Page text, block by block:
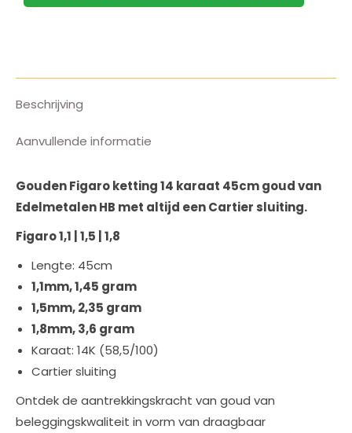
14
aantal
Beschrijving
Aanvullende informatie
Gouden Figaro ketting 14 karaat 45cm goud van
Edelmetalen HB met altijd een Cartier sluiting.
Figaro 1,1 | 1,5 | 1,8
Lengte: 45cm
1,1mm, 1,45 gram
1,5mm, 2,35 gram
1,8mm, 3,6 gram
Karaat: 14K (58,5/100)
Cartier sluiting
Ontdek de aantrekkingskracht van goud van
beleggingskwaliteit in vorm van draagbaar